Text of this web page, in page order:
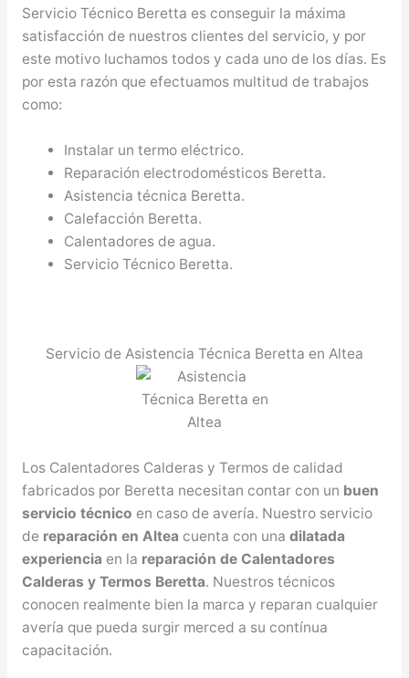
Servicio Técnico Beretta es conseguir la máxima
satisfacción de nuestros clientes del servicio, y por
este motivo luchamos todos y cada uno de los días. Es
por esta razón que efectuamos multitud de trabajos
como:
Instalar un termo eléctrico.
Reparación electrodomésticos Beretta.
Asistencia técnica Beretta.
Calefacción Beretta.
Calentadores de agua.
Servicio Técnico Beretta.
Servicio de Asistencia Técnica Beretta en Altea
Los Calentadores Calderas y Termos de calidad
fabricados por Beretta necesitan contar con un buen
servicio técnico en caso de avería. Nuestro servicio
de reparación en Altea cuenta con una dilatada
experiencia en la reparación de Calentadores
Calderas y Termos Beretta. Nuestros técnicos
conocen realmente bien la marca y reparan cualquier
avería que pueda surgir merced a su contínua
capacitación.